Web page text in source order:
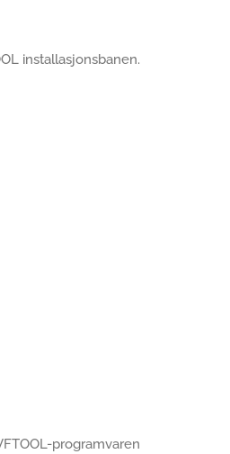
installasjonsbanen.
programvaren